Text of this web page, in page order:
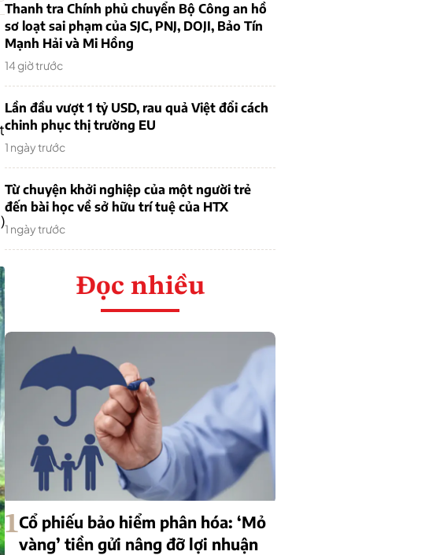
Thanh tra Chính phủ chuyển Bộ Công an hồ
sơ loạt sai phạm của SJC, PNJ, DOJI, Bảo Tín
Mạnh Hải và Mi Hồng
14 giờ trước
Lần đầu vượt 1 tỷ USD, rau quả Việt đổi cách
chinh phục thị trường EU
1 ngày trước
Từ chuyện khởi nghiệp của một người trẻ
đến bài học về sở hữu trí tuệ của HTX
1 ngày trước
Đọc nhiều
1Cổ phiếu bảo hiểm phân hóa: ‘Mỏ
vàng’ tiền gửi nâng đỡ lợi nhuận